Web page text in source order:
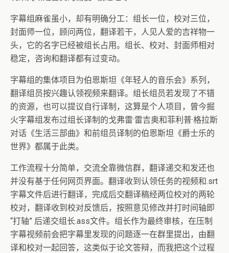
字幕组麻雀虽小，却有明确分工：组长一位，校对三位，
封面师一位，顾问两位，翻译若干，人见人爱的吉祥物一
头，它的名字已经被组长占用。组长、校对、封面师相对
稳定，咨询和翻译都有过变动。
字幕组的集体项目为伯恩斯坦《年轻人的音乐会》系列，
翻译组员按兴趣认领视频来翻译。组长组员若发现了不错
的资源，也可以提议自行译制，这算是个人项目，曾今掘
火字幕组发布过组长译制的戈弗雷·雷吉奥和菲利普·格拉斯
对话《生活三部曲》和前组员译制的伯恩斯坦《爵士乐的
世界》都属于此类。
工作流程十分简单，交流全靠微信群，翻译递交和发还也
并没有基于任何网页界面。翻译收到认领任务的视频和.srt
字幕文件后进行翻译，完成后交翻译稿经两位校对的两轮
校对，翻译收到校对反馈后，按照意见修改并打时间轴即
“打轴” 后递交组长.ass文件。组长作为最终审核，在压制
字幕视频前会把字幕里发现的问题逐一在群里提出，由翻
译和校对一起回答，这类似于论文答辩，而我把这个过程